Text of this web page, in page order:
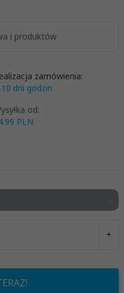
i produktów
zamówienia:
dni godzin
od:
PLN